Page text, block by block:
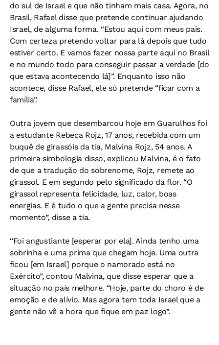
do sul de Israel e que não tinham mais casa. Agora, no
Brasil, Rafael disse que pretende continuar ajudando
Israel, de alguma forma. “Estou aqui com meus pais.
Com certeza pretendo voltar para lá depois que tudo
estiver certo. E vamos fazer nossa parte aqui no Brasil
e no mundo todo para conseguir passar a verdade [do
que estava acontecendo lá]”. Enquanto isso não
acontece, disse Rafael, ele só pretende “ficar com a
família”.
Outra jovem que desembarcou hoje em Guarulhos foi
a estudante Rebeca Rojz, 17 anos, recebida com um
buquê de girassóis da tia, Malvina Rojz, 54 anos. A
primeira simbologia disso, explicou Malvina, é o fato
de que a tradução do sobrenome, Rojz, remete ao
girassol. E em segundo pelo significado da flor. “O
girassol representa felicidade, luz, calor, boas
energias. E é tudo o que a gente precisa nesse
momento”, disse a tia.
“Foi angustiante [esperar por ela]. Ainda tenho uma
sobrinha e uma prima que chegam hoje. Uma outra
ficou [em Israel] porque o namorado está no
Exército”, contou Malvina, que disse esperar que a
situação no país melhore. “Hoje, parte do choro é de
emoção e de alívio. Mas agora tem toda Israel que a
gente não vê a hora que fique em paz logo”.